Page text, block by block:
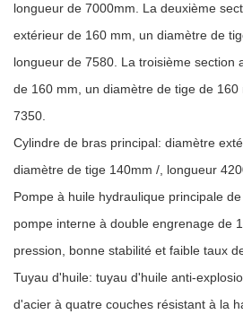
longueur de 7000mm. La deuxième
extérieur de 160 mm, un diamètre de
longueur de 7580. La troisième section
de 160 mm, un diamètre de tige de
7350.
Cylindre de bras principal: diamètre
diamètre de tige 140mm /, longueur
Pompe à huile hydraulique principale
pompe interne à double engrenage de
pression, bonne stabilité et faible taux
Tuyau d'huile: tuyau d'huile anti-
d'acier à quatre couches résistant à la